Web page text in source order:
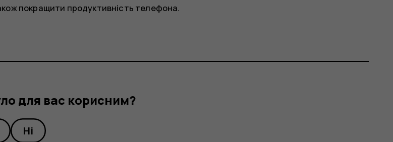
покращити продуктивність телефона.
для вас корисним?
Ні